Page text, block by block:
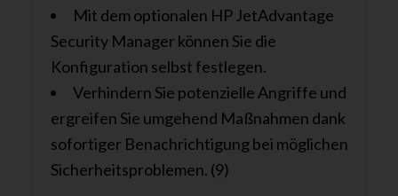
Mit dem optionalen HP JetAdvantage
Security Manager können Sie die
Konfiguration selbst festlegen.
Verhindern Sie potenzielle Angriffe und
ergreifen Sie umgehend Maßnahmen dank
sofortiger Benachrichtigung bei möglichen
Sicherheitsproblemen. (9)